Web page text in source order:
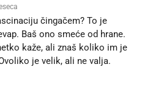
čingačem? To je
Baš ono smeće od hrane.
kaže, ali znaš koliko im je
je velik, ali ne valja.